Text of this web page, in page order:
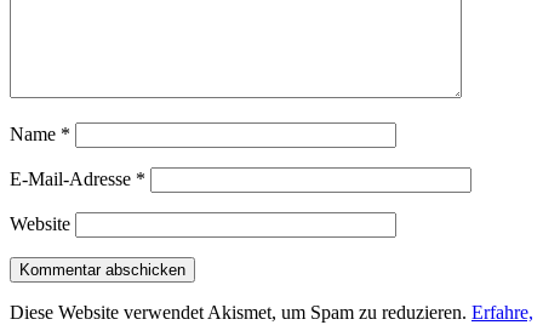
Name *
E-Mail-Adresse *
Website
Diese Website verwendet Akismet, um Spam zu reduzieren. Erfahre,